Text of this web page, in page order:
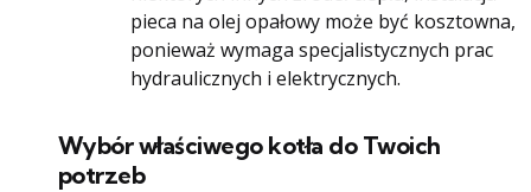
pieca na olej opałowy może być kosztowna,
ponieważ wymaga specjalistycznych prac
hydraulicznych i elektrycznych.
Wybór właściwego kotła do Twoich
potrzeb